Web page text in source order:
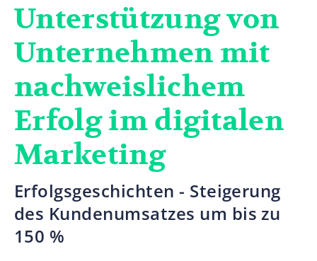
Unterstützung von
Unternehmen mit
nachweislichem
Erfolg im digitalen
Marketing
Erfolgsgeschichten - Steigerung
des Kundenumsatzes um bis zu
150 %